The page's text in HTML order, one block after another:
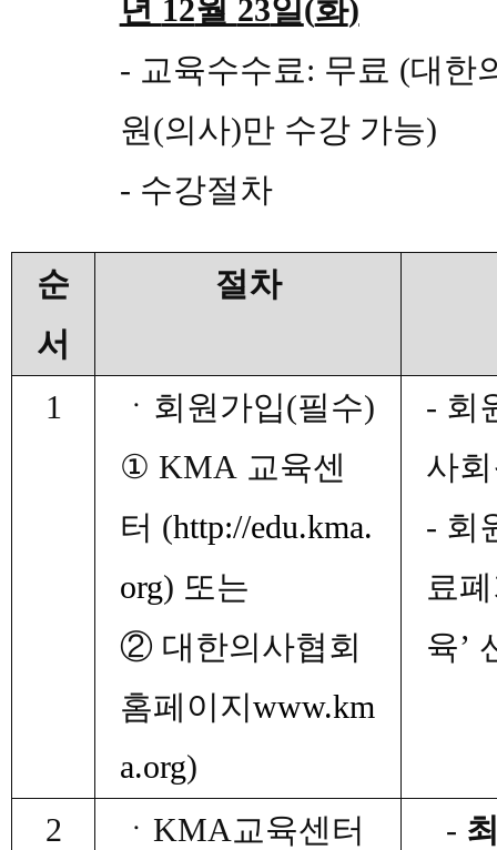
년 12월 23일 (화)
- 교육수수료 : 무료 (대한
원 (의사)만 수강 가능)
- 수강절차
순
서
절차
1 ㆍ회원가입(필수)
① KMA 교육센
터 (http://edu.kma.
org) 또는
② 대한의사협회
홈페이지 www.km
a.org)
- 회
사
- 회
료
육’
2 ㆍ KMA 교육센터
-